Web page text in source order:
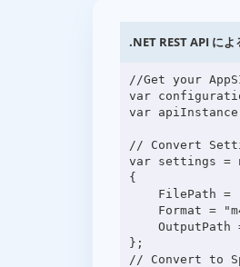
.NET REST API に
//Get your
var
var
// Convert
var settings =
{
};
// Convert to